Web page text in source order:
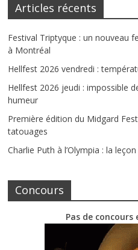
Articles récents
Festival Triptyque : un nouveau
à Montréal
Hellfest 2026 vendredi :
Hellfest 2026 jeudi : impossible
humeur
Première édition du Midgard
tatouages
Charlie Puth à l’Olympia : la
Concours
Pas de